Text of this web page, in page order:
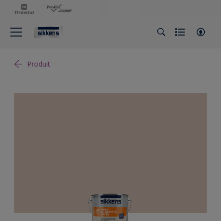
Produit